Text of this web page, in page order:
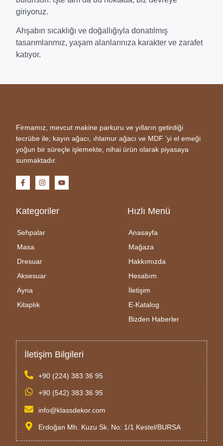
giriyoruz.
Ahşabın sıcaklığı ve doğallığıyla donatılmış
tasarımlarımız, yaşam alanlarınıza karakter ve zarafet
katıyor.
Firmamız, mevcut makine parkuru ve yılların getirdiği
tecrübe ile; kayın ağacı, ıhlamur ağacı ve MDF ’yi el emeği
yoğun bir süreçle işlemekte, nihai ürün olarak piyasaya
sunmaktadır.
Kategoriler
Sehpalar
Masa
Dresuar
Aksesuar
Ayna
Kitaplık
Hızlı Menü
Anasayfa
Mağaza
Hakkımızda
Hesabım
İletişim
E-Katalog
Bizden Haberler
İletişim Bilgileri
+90 (224) 383 36 95
+90 (542) 383 36 95
info@klassdekor.com
Erdoğan Mh. Kuzu Sk. No: 1/1 Kestel/BURSA